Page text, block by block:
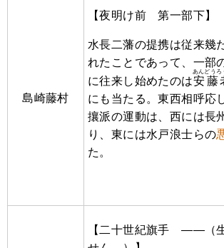
島崎藤村
【夜明け前 第一部下】
水長二藩の提携は従来幾
れたことであって、一部
に往来し始めたのは安藤
あんどうろ
にも当たる。東西相呼応
攘派の運動は、西には長
り、東には水戸浪士らの
た。
【二十世紀旗手 ――（